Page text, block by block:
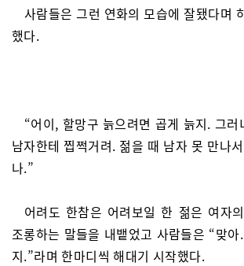
사람들은 그런 연화의 모습에 잘됐다며
했다.
“어이, 할망구 늙으려면 곱게 늙지. 그
남자한테 찝쩍거려. 젊을 때 남자 못 만나
나.”
어려도 한참은 어려보일 한 젊은 여자
조롱하는 말들을 내뱉었고 사람들은 “맞
지.”라며 한마디씩 해대기 시작했다.